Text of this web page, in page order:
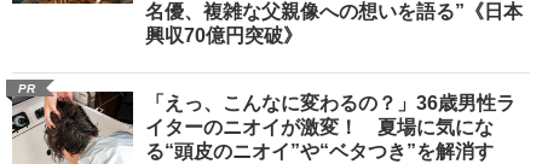
名優、複雑な父親像への想いを語る”《日本
興収70億円突破》
PR
「えっ、こんなに変わるの？」36歳男性ラ
イターのニオイが激変！ 夏場に気にな
る“頭皮のニオイ”や“ベタつき”を解消す